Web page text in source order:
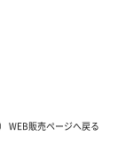
WEB販売ページへ戻る